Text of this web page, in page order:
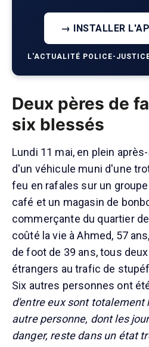
→ INSTALLER
L'ACTUALITÉ POLICE-
Deux pères de
six blessés
Lundi 11 mai, en plein
d'un véhicule muni d'une
feu en rafales sur un
café et un magasin de
commerçante du quartier
coûté la vie à Ahmed, 57
de foot de 39 ans, tous
étrangers au trafic de
Six autres personnes ont
d'entre eux sont totalement
autre personne, dont les
danger, reste dans un état